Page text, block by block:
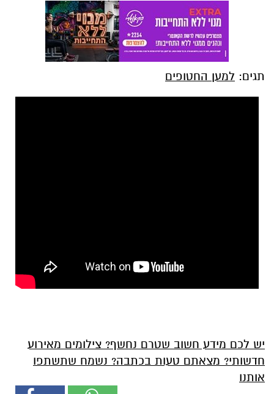
תגים: למען החטופים
יש לכם מידע חשוב שטרם נחשף? צילומים מאירוע
חדשותי? מצאתם טעות בכתבה? נשמח שתשתפו
אותנו